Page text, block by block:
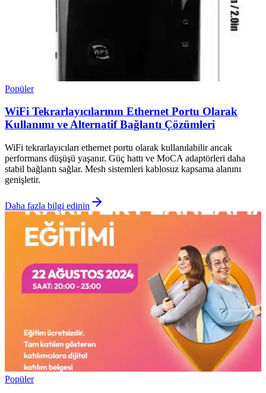
Popüler
WiFi Tekrarlayıcılarının Ethernet Portu Olarak
Kullanımı ve Alternatif Bağlantı Çözümleri
WiFi tekrarlayıcıları ethernet portu olarak kullanılabilir ancak
performans düşüşü yaşanır. Güç hattı ve MoCA adaptörleri daha
stabil bağlantı sağlar. Mesh sistemleri kablosuz kapsama alanını
genişletir.
Daha fazla bilgi edinin
Popüler